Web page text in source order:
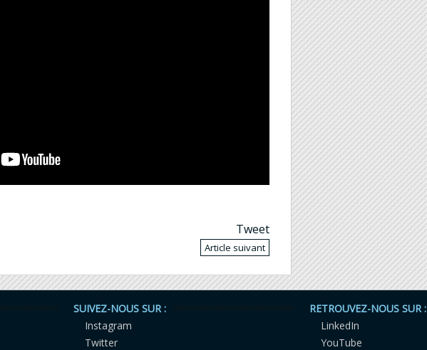
Tweet
Article suivant
SUIVEZ-NOUS SUR :
Instagram
Twitter
RETROUVEZ-NOUS SUR :
LinkedIn
YouTube